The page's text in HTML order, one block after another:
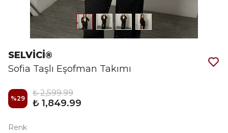
SELVİCİ®
Sofia Taşlı Eşofman Takımı
%29
₺ 2,599.99
₺ 1,849.99
Renk